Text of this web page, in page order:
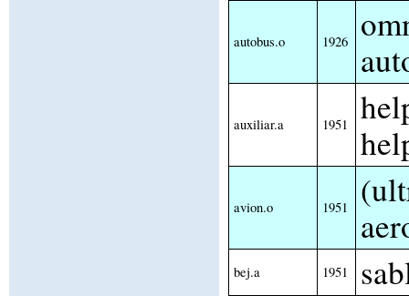
autobus.o 1926
auxiliar.a 1951
avion.o 1951
bej.a 1951